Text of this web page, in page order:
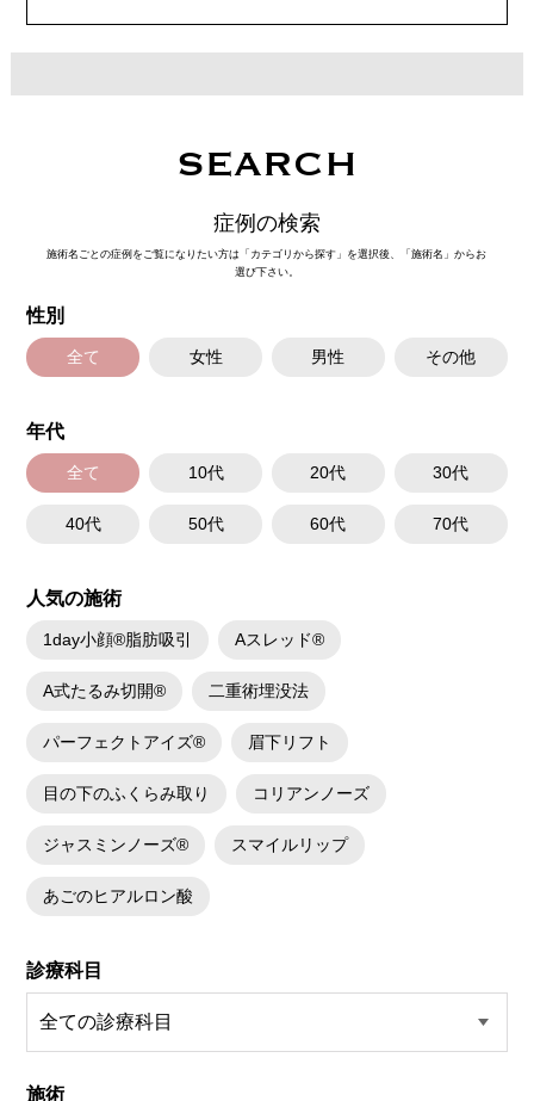
施術内容：額・眉間・こめかみといった凹凸やボリューム不足が気になる
部位に、ヒアルロン酸を皮下へ注入することで、自然な丸みや立体感を持
リスク、副作用：腫れ、赤み、内出血、痛み、突っ張り感などが生じるこ
ュビダームビスタウルトラXC 131,800円〜283,800円(税込)／ボリューマ
※コメカミ・眉間深部は2ccまで、額は4ccまで注入可能です。
SEARCH
症例の検索
施術名ごとの症例をご覧になりたい方は「カテゴリから探す」を選択後、「施術名」からお
選び下さい。
性別
全て 女性 男性 その他
年代
全て 10代 20代 30代
40代 50代 60代 70代
人気の施術
1day小顔®脂肪吸引 Aスレッド®
A式たるみ切開® 二重術埋没法
パーフェクトアイズ® 眉下リフト
目の下のふくらみ取り コリアンノーズ
ジャスミンノーズ® スマイルリップ
あごのヒアルロン酸
診療科目
施術